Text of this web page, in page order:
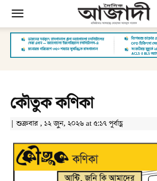
কৌতুক কণিকা
| শুক্রবার , ১২ জুন, ২০২৬ at ৫:১৭ পূর্বাহ্ণ